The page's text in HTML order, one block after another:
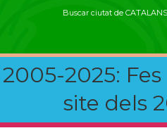
Buscar ciutat de
2005-2025:
site dels